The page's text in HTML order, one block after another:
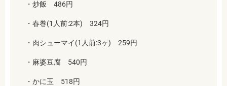
・炒飯 486円
・ 春巻(1人前:2本) 324円
・肉シューマイ(1人前:3ヶ) 259円
・麻婆豆腐 540円
・かに玉 518円